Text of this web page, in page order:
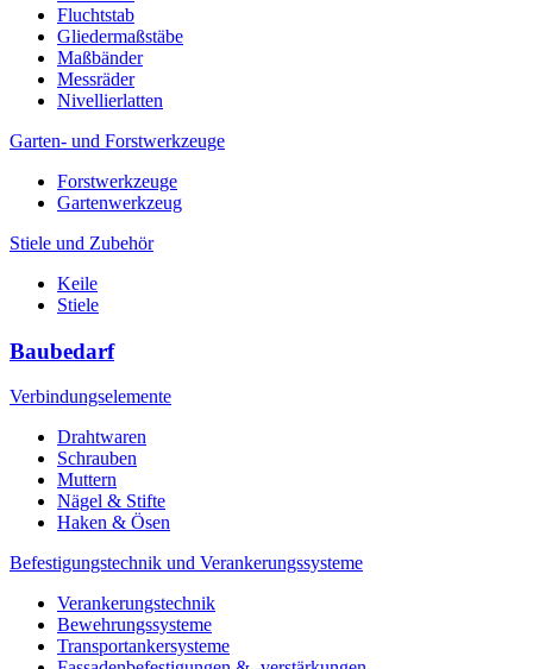
Fluchtstab
Gliedermaßstäbe
Maßbänder
Messräder
Nivellierlatten
Garten- und Forstwerkzeuge
Forstwerkzeuge
Gartenwerkzeug
Stiele und Zubehör
Keile
Stiele
Baubedarf
Verbindungselemente
Drahtwaren
Schrauben
Muttern
Nägel & Stifte
Haken & Ösen
Befestigungstechnik und Verankerungssysteme
Verankerungstechnik
Bewehrungssysteme
Transportankersysteme